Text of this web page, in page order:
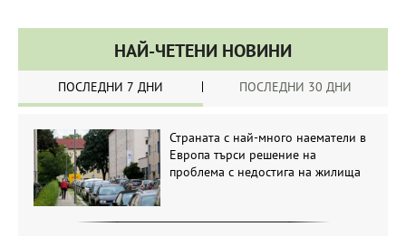
НАЙ-ЧЕТЕНИ НОВИНИ
ПОСЛЕДНИ 7 ДНИ ПОСЛЕДНИ 30 ДНИ
Страната с най-много наематели в
Европа търси решение на
проблема с недостига на жилища